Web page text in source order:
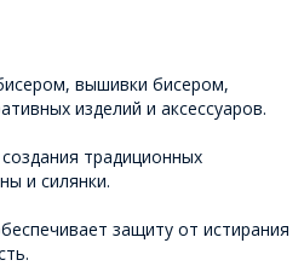
вышивки бисером,
изделий и аксессуаров.
традиционных
и силянки.
защиту от истирания